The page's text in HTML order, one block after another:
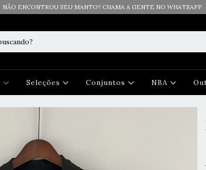
NÃO ENCONTROU SEU MANTO? CHAMA A GENTE NO WHATSAPP
Seleções Conjuntos NBA